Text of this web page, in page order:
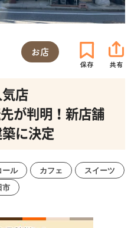
お店
気店
が判明！新店舗
に決定
ール カフェ
スイーツ
市